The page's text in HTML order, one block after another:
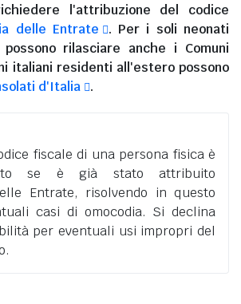
l'attribuzione del codice
delle Entrate
. Per i soli neonati
rilasciare anche i Comuni
italiani residenti all'esteropossono
d'Italia .
fiscale di una persona fisica è
se è già stato attribuito
Entrate, risolvendo in questo
casi di omocodia. Si declina
per eventuali usi impropri del